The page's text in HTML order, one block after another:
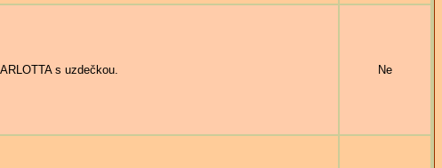
s uzdečkou. Ne